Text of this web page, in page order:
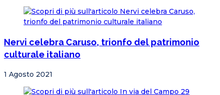
Nervi celebra Caruso, trionfo del patrimonio
culturale italiano
1 Agosto 2021